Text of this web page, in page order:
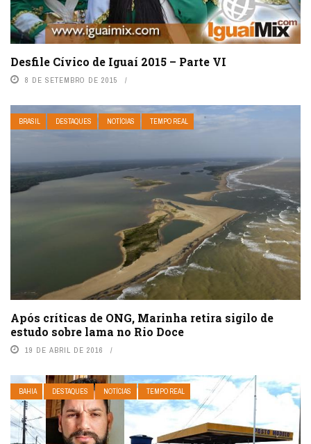
Desfile Cívico de Iguaí 2015 – Parte VI
8 DE SETEMBRO DE 2015
BRASIL DESTAQUES NOTÍCIAS TEMPO REAL
Após críticas de ONG, Marinha retira sigilo de
estudo sobre lama no Rio Doce
19 DE ABRIL DE 2016
BAHIA DESTAQUES NOTÍCIAS TEMPO REAL